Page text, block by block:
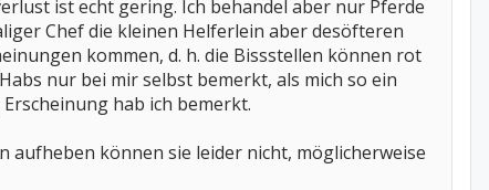
ist echt gering. Ich behandel aber nur Pferde
Chef die kleinen Helferlein aber desöfteren
kommen, d. h. die Bissstellen können rot
nur bei mir selbst bemerkt, als mich so ein
hab ich bemerkt.
aufheben können sie leider nicht, möglicherweise